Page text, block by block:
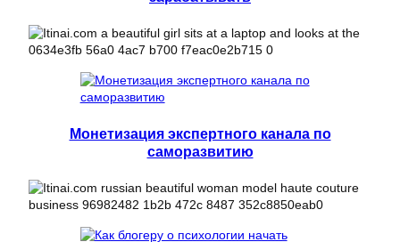
Монетизация экспертного канала по
саморазвитию